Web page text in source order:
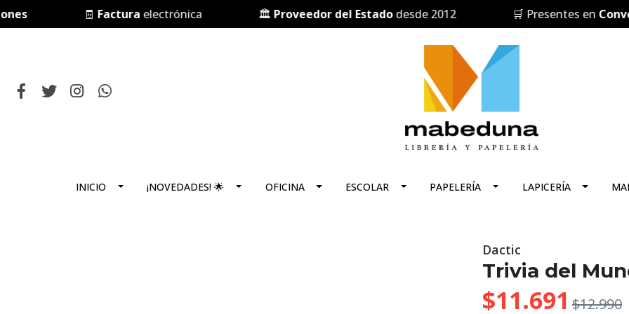
Facturaelectrónica Proveedor del Estadodesde 2012 🛒 Presentes enConvenio
INICIO ¡NOVEDADES! 🌟 OFICINA ESCOLAR PAPELERÍA LAPICERÍA
Dactic
Trivia del
$11.691 $12.990